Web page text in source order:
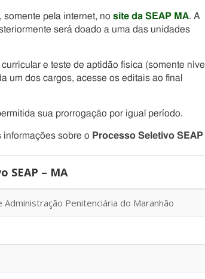
pela internet, no site da SEAP MA. A
será doado a uma das unidades
e teste de aptidão física (somente nível
um dos cargos, acesse os editais ao final
sua prorrogação por igual período.
informações sobre o Processo Seletivo SEAP
SEAP – MA
Penitenciária do Maranhão